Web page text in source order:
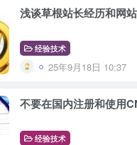
浅谈草根站长经历和网
经验技术
25年9月18日 10:37
不要在国内注册和使用
经验技术